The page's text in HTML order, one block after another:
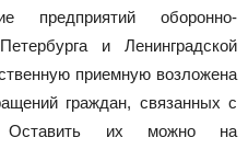
предприятий оборонно-
и Ленинградской
приемную возложена
граждан, связанных с
Оставить их можно на